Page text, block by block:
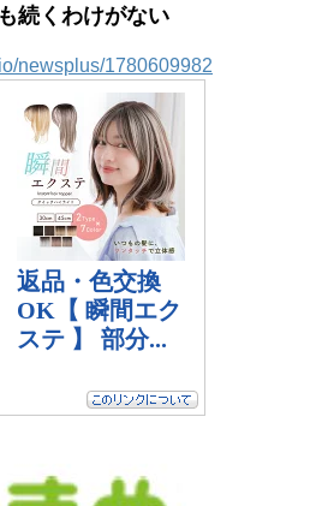
続くわけがない
newsplus/1780609982